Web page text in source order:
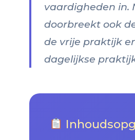
vaardigheden in.
doorbreekt ook
de vrije praktijk
dagelijkse